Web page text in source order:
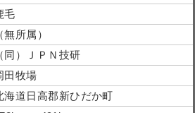
毛
（無所属）
（同）ＪＰＮ技研
田牧場
海道日高郡新ひだか町